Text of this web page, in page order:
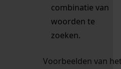
combinatie van
woorden te
zoeken.
Voorbeelden van